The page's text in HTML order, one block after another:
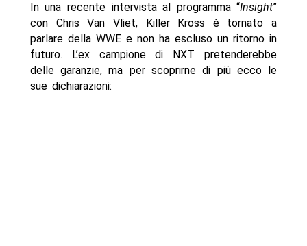
In una recente intervista al programma “Insight”
con Chris Van Vliet, Killer Kross è tornato a
parlare della WWE e non ha escluso un ritorno in
futuro. L’ex campione di NXT pretenderebbe
delle garanzie, ma per scoprirne di più ecco le
sue dichiarazioni: